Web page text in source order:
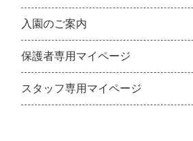
入園のご案内
保護者専用マイページ
スタッフ専用マイページ